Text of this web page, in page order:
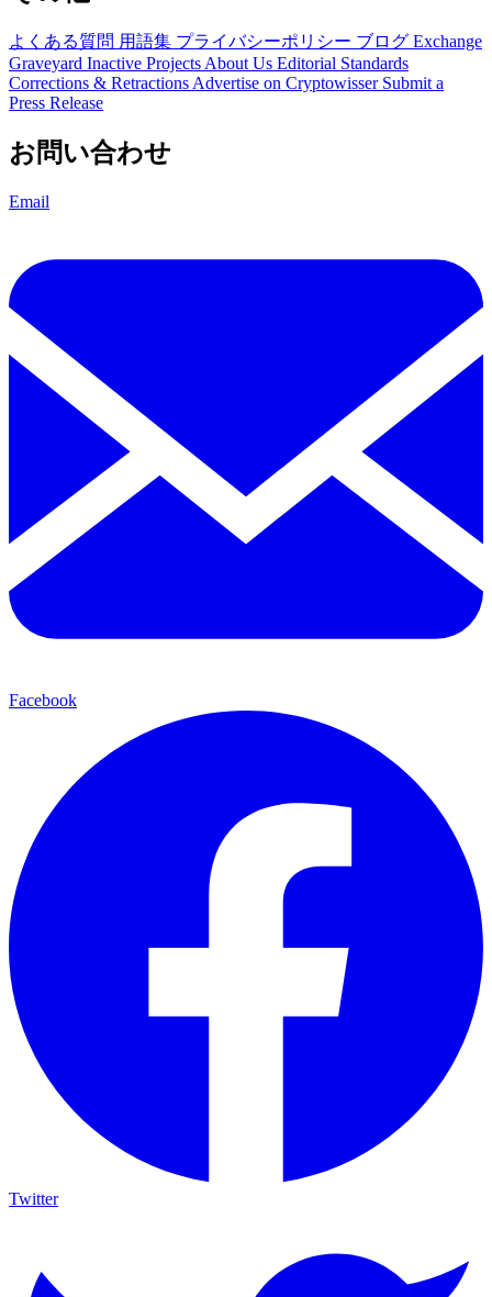
よくある質問 用語集 プライバシーポリシー ブログ Exchange
Graveyard Inactive Projects About Us Editorial Standards
Corrections & Retractions Advertise on Cryptowisser Submit a
Press Release
お問い合わせ
Email
Facebook
Twitter